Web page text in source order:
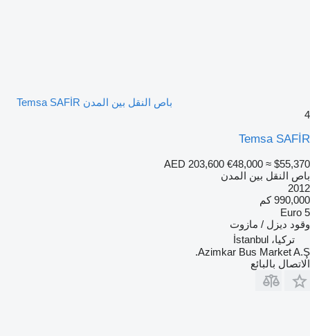
باص النقل بين المدن Temsa SAFİR
4
Temsa SAFİR
AED 203,600 €48,000 ≈ $55,370
باص النقل بين المدن
2012
990,000 كم
Euro 5
وقود ديزل / مازوت
تركيا، İstanbul
Azimkar Bus Market A.Ş.
الاتصال بالبائع